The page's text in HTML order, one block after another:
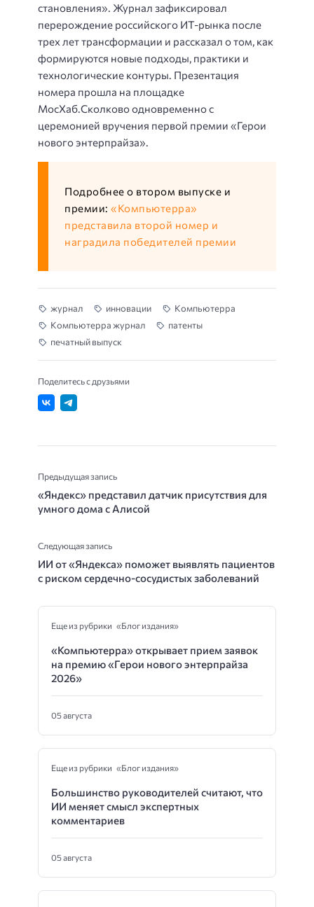
становления». Журнал зафиксировал
перерождение российского ИТ-рынка после
трех лет трансформации и рассказал о том, как
формируются новые подходы, практики и
технологические контуры. Презентация
номера прошла на площадке
МосХаб.Сколково одновременно с
церемонией вручения первой премии «Герои
нового энтерпрайза».
Подробнее о втором выпуске и
премии: «Компьютерра»
представила второй номер и
наградила победителей премии
журнал инновации
Компьютерра
Компьютерра журнал
патенты
печатный выпуск
Поделитесь с друзьями
Предыдущая запись
«Яндекс» представил датчик присутствия для
умного дома с Алисой
Следующая запись
ИИ от «Яндекса» поможет выявлять пациентов
с риском сердечно-сосудистых заболеваний
Еще из рубрики «Блог издания»
«Компьютерра» открывает прием заявок
на премию «Герои нового энтерпрайза
2026»
05 августа
Еще из рубрики «Блог издания»
Большинство руководителей считают, что
ИИ меняет смысл экспертных
комментариев
05 августа